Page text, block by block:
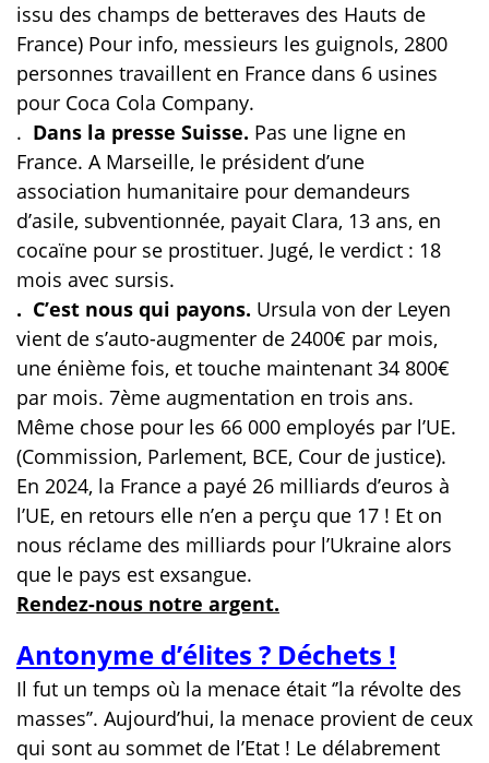
issu des champs de betteraves des Hauts de
France) Pour info, messieurs les guignols, 2800
personnes travaillent en France dans 6 usines
pour Coca Cola Company.
. Dans la presse Suisse. Pas une ligne en
France. A Marseille, le président d’une
association humanitaire pour demandeurs
d’asile, subventionnée, payait Clara, 13 ans, en
cocaïne pour se prostituer. Jugé, le verdict : 18
mois avec sursis.
. C’est nous qui payons. Ursula von der Leyen
vient de s’auto-augmenter de 2400€ par mois,
une énième fois, et touche maintenant 34 800€
par mois. 7ème augmentation en trois ans.
Même chose pour les 66 000 employés par l’UE.
(Commission, Parlement, BCE, Cour de justice).
En 2024, la France a payé 26 milliards d’euros à
l’UE, en retours elle n’en a perçu que 17 ! Et on
nous réclame des milliards pour l’Ukraine alors
que le pays est exsangue.
Rendez-nous notre argent.
Antonyme d’élites ? Déchets !
Il fut un temps où la menace était ‘’la révolte des
masses’’. Aujourd’hui, la menace provient de ceux
qui sont au sommet de l’Etat ! Le délabrement